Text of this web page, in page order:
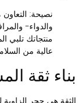
نصيحة: التعاون
منتجاتك تلبي
عالية من
ثقة
هي حجر الزاوية